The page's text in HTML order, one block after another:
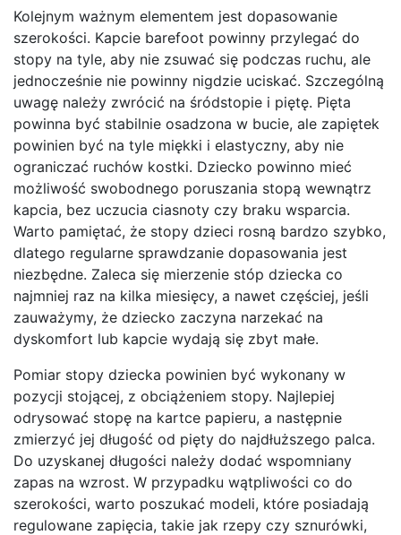
Kolejnym ważnym elementem jest dopasowanie
szerokości. Kapcie barefoot powinny przylegać do
stopy na tyle, aby nie zsuwać się podczas ruchu, ale
jednocześnie nie powinny nigdzie uciskać. Szczególną
uwagę należy zwrócić na śródstopie i piętę. Pięta
powinna być stabilnie osadzona w bucie, ale zapiętek
powinien być na tyle miękki i elastyczny, aby nie
ograniczać ruchów kostki. Dziecko powinno mieć
możliwość swobodnego poruszania stopą wewnątrz
kapcia, bez uczucia ciasnoty czy braku wsparcia.
Warto pamiętać, że stopy dzieci rosną bardzo szybko,
dlatego regularne sprawdzanie dopasowania jest
niezbędne. Zaleca się mierzenie stóp dziecka co
najmniej raz na kilka miesięcy, a nawet częściej, jeśli
zauważymy, że dziecko zaczyna narzekać na
dyskomfort lub kapcie wydają się zbyt małe.
Pomiar stopy dziecka powinien być wykonany w
pozycji stojącej, z obciążeniem stopy. Najlepiej
odrysować stopę na kartce papieru, a następnie
zmierzyć jej długość od pięty do najdłuższego palca.
Do uzyskanej długości należy dodać wspomniany
zapas na wzrost. W przypadku wątpliwości co do
szerokości, warto poszukać modeli, które posiadają
regulowane zapięcia, takie jak rzepy czy sznurówki,